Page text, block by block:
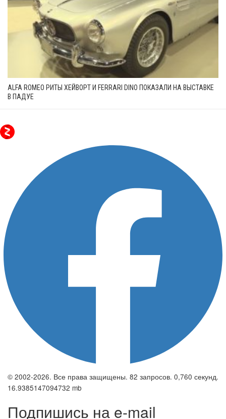
ALFA ROMEO РИТЫ ХЕЙВОРТ И FERRARI DINO ПОКАЗАЛИ НА ВЫСТАВКЕ
В ПАДУЕ
© 2002-2026. Все права защищены. 82 запросов. 0,760 секунд.
16.9385147094732 mb
Подпишись на e-mail